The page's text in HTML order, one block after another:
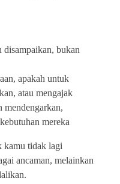
disampaikan, bukan
apakah untuk
atau mengajak
mendengarkan,
mereka
kamu tidak lagi
ancaman, melainkan